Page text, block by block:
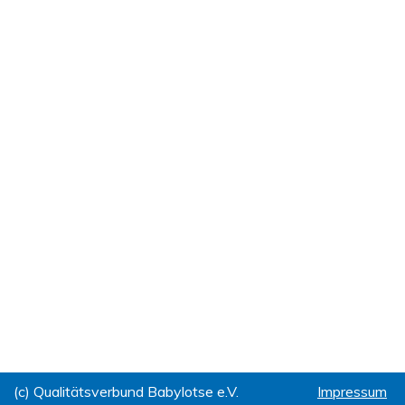
(c) Qualitätsverbund Babylotse e.V. Impressum